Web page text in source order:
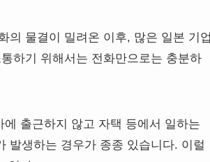
의 물결이 밀려온 이후, 많은 일본 기
하기 위해서는 전화만으로는 충분하
출근하지 않고 자택 등에서 일하는
발생하는 경우가 종종 있습니다. 이럴